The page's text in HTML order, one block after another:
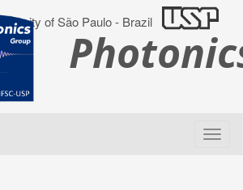
of São Paulo - Brazil